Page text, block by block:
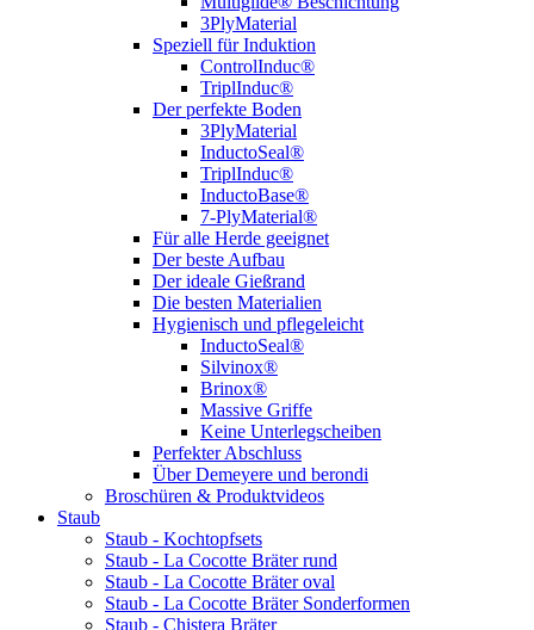
3PlyMaterial
Speziell für Induktion
ControlInduc®
TriplInduc®
Der perfekte Boden
3PlyMaterial
InductoSeal®
TriplInduc®
InductoBase®
7-PlyMaterial®
Für alle Herde geeignet
Der beste Aufbau
Der ideale Gießrand
Die besten Materialien
Hygienisch und pflegeleicht
InductoSeal®
Silvinox®
Brinox®
Massive Griffe
Keine Unterlegscheiben
Perfekter Abschluss
Über Demeyere und berondi
Broschüren & Produktvideos
Staub
Staub - Kochtopfsets
Staub - La Cocotte Bräter rund
Staub - La Cocotte Bräter oval
Staub - La Cocotte Bräter Sonderformen
Staub - Chistera Bräter